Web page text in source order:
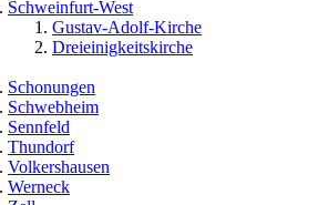
Schweinfurt-West
Gustav-Adolf-Kirche
Dreieinigkeitskirche
Schonungen
Schwebheim
Sennfeld
Thundorf
Volkershausen
Werneck